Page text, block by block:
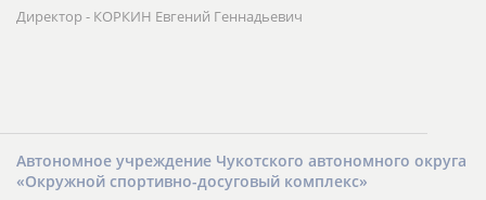
Директор - КОРКИН Евгений Геннадьевич
Автономное учреждение Чукотского автономного округа
«Окружной спортивно-досуговый комплекс»